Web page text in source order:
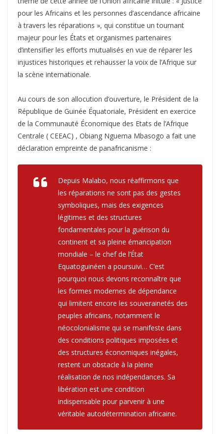
pour les Africains et les personnes d’ascendance africaine
à travers les réparations », qui constitue un tournant
majeur pour les États et organismes partenaires
d’intensifier les efforts mutualisés en vue de réparer les
injustices historiques et rehausser la voix de l’Afrique sur
la scène internationale.
Au cours de son allocution d’ouverture, le Président de la
République de Guinée Équatoriale, Président en exercice
de la Communauté Économique des Etats de l’Afrique
Centrale ( CEEAC) , Obiang Nguema Mbasogo a fait une
déclaration empreinte de panafricanisme :
Depuis Malabo, nous réaffirmons que
les réparations ne sont pas des gestes
symboliques, mais des exigences
légitimes et des structures
fondamentales pour la guérison du
continent et sa pleine émancipation
mondiale – le chef de l’État
Equatoguinéen a poursuivi… C’est
pourquoi nous devons reconnaître que
les formes modernes de dépendance
qui limitent encore les souverainetés des
peuples africains, notamment le
néocolonialisme qui se manifeste dans
des conditions politiques imposées et
des structures économiques inégales,
restent un obstacle à la pleine
réalisation de nos indépendances. Sa
libération est une condition
indispensable pour parvenir à une
véritable autodétermination africaine.